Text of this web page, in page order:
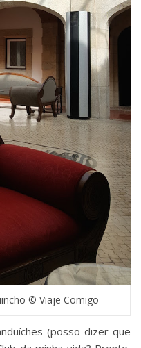
© Viaje Comigo
(posso dizer que